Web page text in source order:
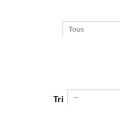
Tous
Tri --